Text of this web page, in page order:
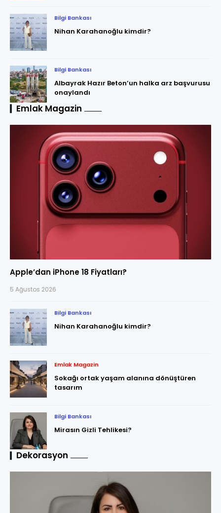
Bilgi Bankası
Nihan Karahanoğlu kimdir?
Bilgi Bankası
Albayrak Hazır Beton’un halka arz başvurusu
onaylandı
Emlak Magazin
Apple’dan iPhone 18 Fiyatları?
5 Ağustos 2026
Bilgi Bankası
Nihan Karahanoğlu kimdir?
Emlak Magazin
Sokağı ortak yaşam alanına dönüştüren
tasarım
Bilgi Bankası
Mirasın Gizli Tehlikesi?
Dekorasyon